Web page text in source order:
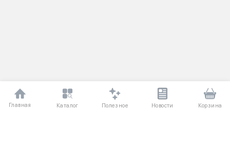
Главная Каталог Полезное Новости Корзина